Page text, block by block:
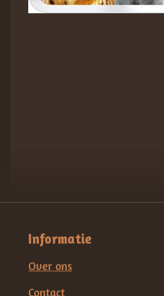
Informatie
Over ons
Contact